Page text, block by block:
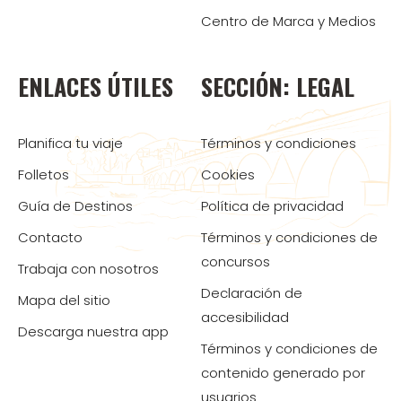
Centro de Marca y Medios
ENLACES ÚTILES
Planifica tu viaje
Folletos
Guía de Destinos
Contacto
Trabaja con nosotros
Mapa del sitio
Descarga nuestra app
SECCIÓN: LEGAL
Términos y condiciones
Cookies
Política de privacidad
Términos y condiciones de
concursos
Declaración de
accesibilidad
Términos y condiciones de
contenido generado por
usuarios